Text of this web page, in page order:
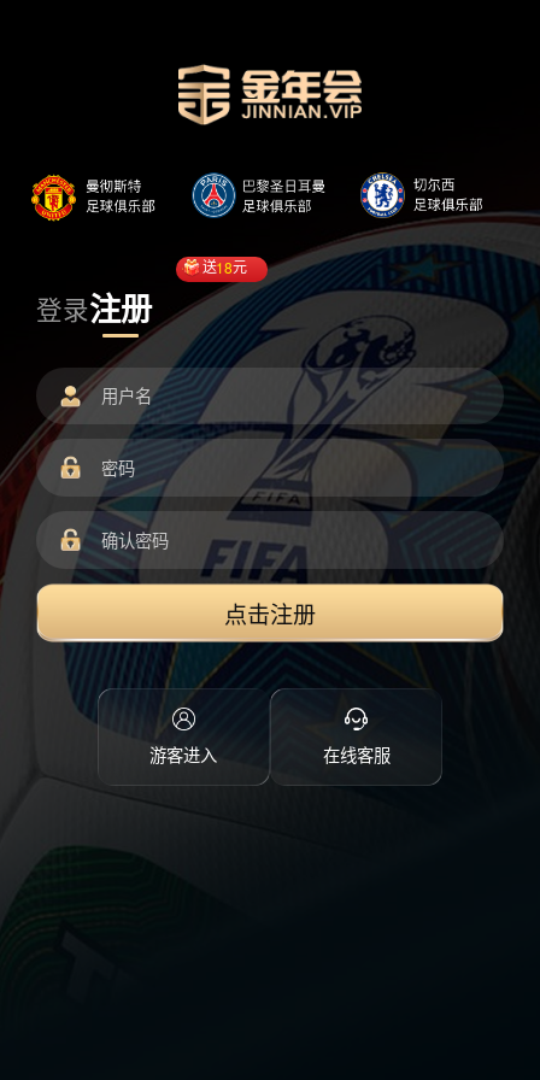
登录注册
送18元
点击注册
游客进入 在线客服